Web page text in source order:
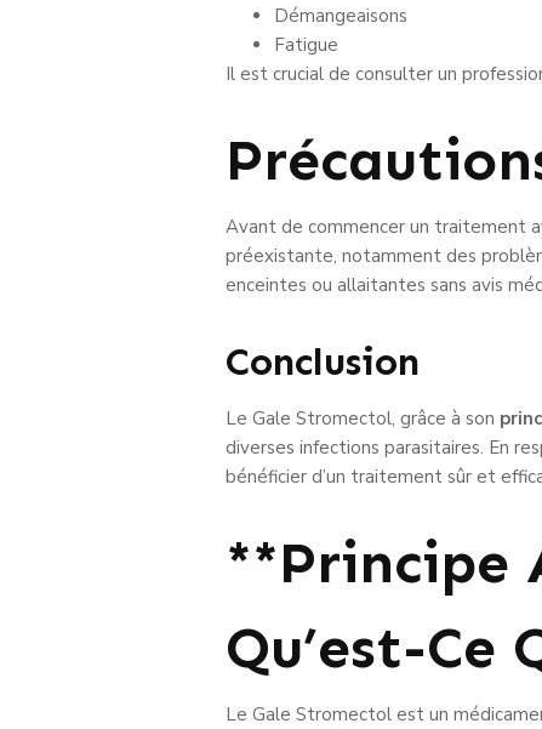
Démangeaisons
Fatigue
Il est crucial de consulter un
Avant de commencer un traitement
préexistante, notamment des
enceintes ou allaitantes sans avis
Conclusion
Le Gale Stromectol, grâce à son
diverses infections parasitaires. En
bénéficier d’un traitement sûr et
**Principe
Qu’est-Ce
Le Gale Stromectol est un